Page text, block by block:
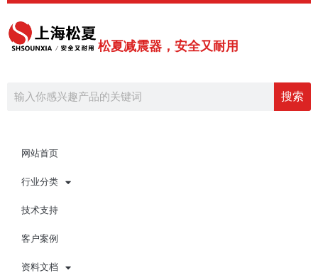
跳
内
松夏减震器，安全又耐用
搜索
网站首页
行业分类
技术支持
客户案例
资料文档